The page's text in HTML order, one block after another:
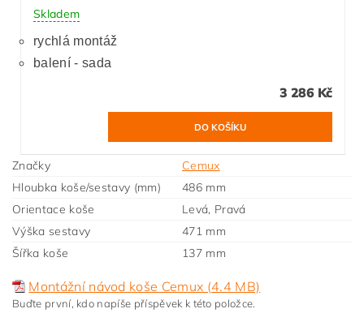
Skladem
rychlá montáž
balení - sada
3 286 Kč
Značky
Cemux
Hloubka koše/sestavy (mm)
486 mm
Orientace koše
Levá, Pravá
Výška sestavy
471 mm
Šířka koše
137 mm
Montážní návod koše Cemux (4.4 MB)
Buďte první, kdo napíše příspěvek k této položce.